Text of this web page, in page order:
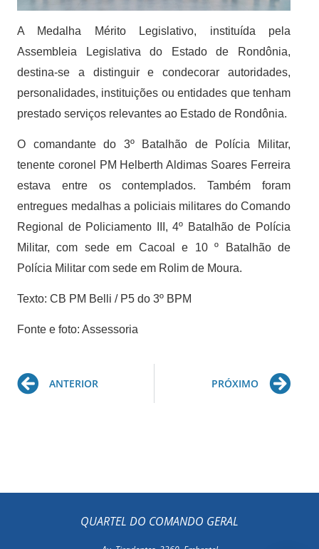
A Medalha Mérito Legislativo, instituída pela
Assembleia Legislativa do Estado de Rondônia,
destina-se a distinguir e condecorar autoridades,
personalidades, instituições ou entidades que tenham
prestado serviços relevantes ao Estado de Rondônia.
O comandante do 3º Batalhão de Polícia Militar,
tenente coronel PM Helberth Aldimas Soares Ferreira
estava entre os contemplados. Também foram
entregues medalhas a policiais militares do Comando
Regional de Policiamento III, 4º Batalhão de Polícia
Militar, com sede em Cacoal e 10 º Batalhão de
Polícia Militar com sede em Rolim de Moura.
Texto: CB PM Belli / P5 do 3º BPM
Fonte e foto: Assessoria
Prev
ANTERIOR PRÓXIMO
QUARTEL DO COMANDO GERAL